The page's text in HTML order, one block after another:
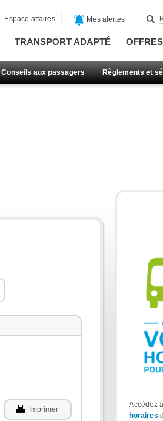
TRANSPORT ADAPTÉ
Conseils aux passagers Règlements et
Espace affaires Mes alertes
Imprimer
Accédez
horaires